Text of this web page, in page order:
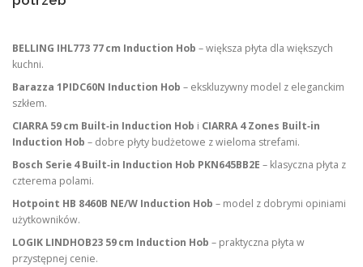
BELLING IHL773 77 cm Induction Hob – większa płyta dla większych
kuchni.
Barazza 1PIDC60N Induction Hob – ekskluzywny model z eleganckim
szkłem.
CIARRA 59 cm Built‑in Induction Hob i CIARRA 4 Zones Built‑in
Induction Hob – dobre płyty budżetowe z wieloma strefami.
Bosch Serie 4 Built‑in Induction Hob PKN645BB2E – klasyczna płyta z
czterema polami.
Hotpoint HB 8460B NE/W Induction Hob – model z dobrymi opiniami
użytkowników.
LOGIK LINDHOB23 59 cm Induction Hob – praktyczna płyta w
przystępnej cenie.